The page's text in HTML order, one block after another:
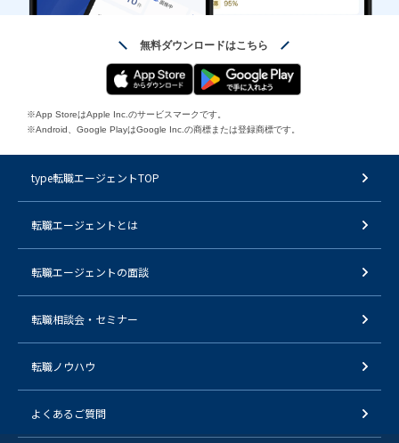
無料ダウンロードはこちら
※App StoreはApple Inc.のサービスマークです。
※Android、Google PlayはGoogle Inc.の商標または登録商標です。
type転職エージェントTOP
転職エージェントとは
転職エージェントの面談
転職相談会・セミナー
転職ノウハウ
よくあるご質問